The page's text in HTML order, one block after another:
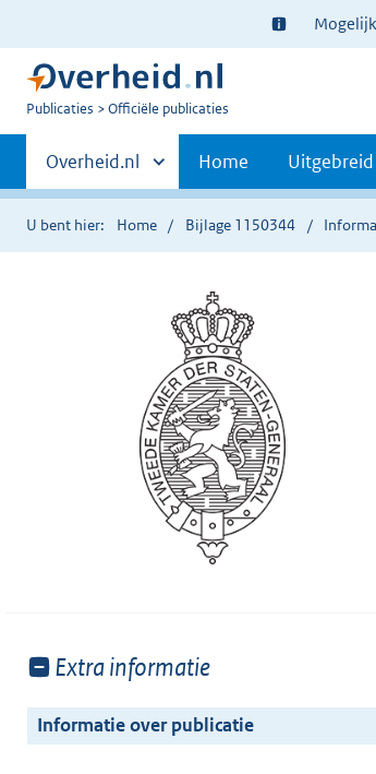
Ter
informatie:
U
Publicaties Officiële publicaties
Primaire
navigatie
Andere
sites
binnen
Overheid.nl Home
U bent hier: Home Bijlage 1150344
Toon
van:
Extra informatie
Informatie over publicatie